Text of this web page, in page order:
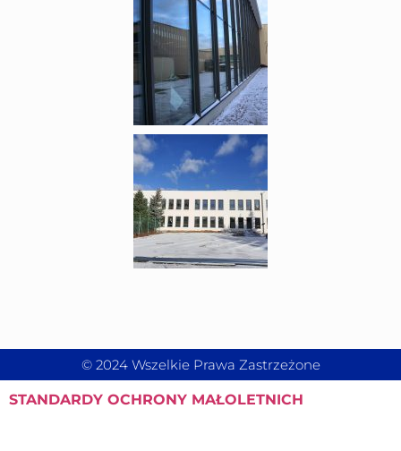
© 2024 Wszelkie Prawa Zastrzeżone
STANDARDY OCHRONY MAŁOLETNICH